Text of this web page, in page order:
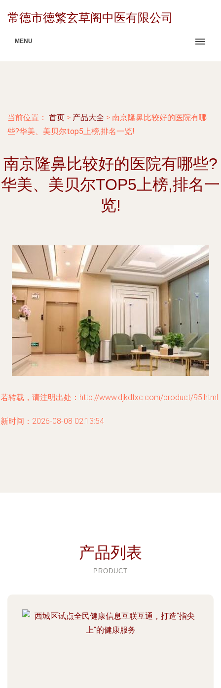
常德市德繁玄草阁中医有限公司
MENU
当前位置： 首页 > 产品大全 > 南京隆鼻比较好的医院有哪
些?华美、美贝尔top5上榜,排名一览!
南京隆鼻比较好的医院有哪些?
华美、美贝尔TOP5上榜,排名一
览!
转载，请注明出处：http://www.djkdfxc.com/product/95.html
时间：2026-08-08 02:13:54
产品列表
PRODUCT